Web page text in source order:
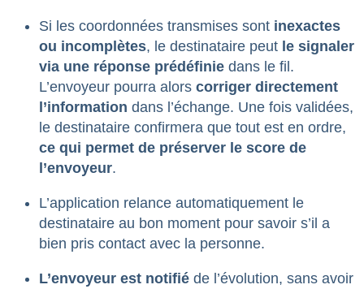
Si les coordonnées transmises sont inexactes
ou incomplètes, le destinataire peut le signaler
via une réponse prédéfinie dans le fil.
L’envoyeur pourra alors corriger directement
l’information dans l’échange. Une fois validées,
le destinataire confirmera que tout est en ordre,
ce qui permet de préserver le score de
l’envoyeur.
L’application relance automatiquement le
destinataire au bon moment pour savoir s’il a
bien pris contact avec la personne.
L’envoyeur est notifié de l’évolution, sans avoir